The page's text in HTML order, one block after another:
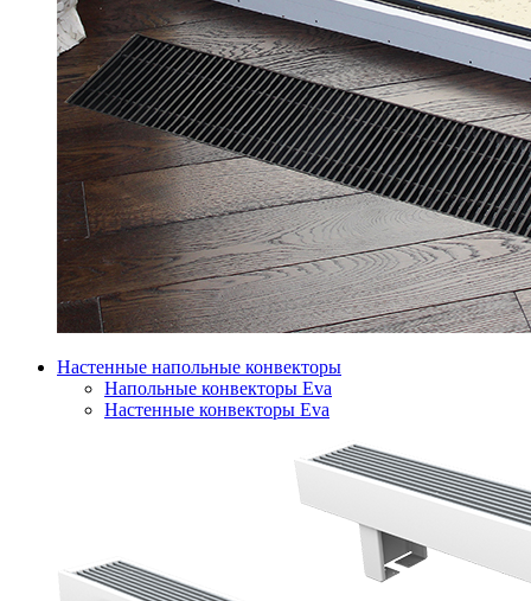
Настенные напольные конвекторы
Напольные конвекторы Eva
Настенные конвекторы Eva